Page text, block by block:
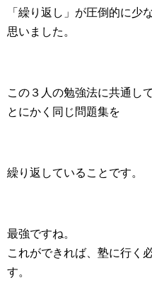
「繰り返し」が圧倒的に少
思いました。
この３人の勉強法に共通し
とにかく同じ問題集を
繰り返していることです。
最強ですね。
これができれば、塾に行く
す。